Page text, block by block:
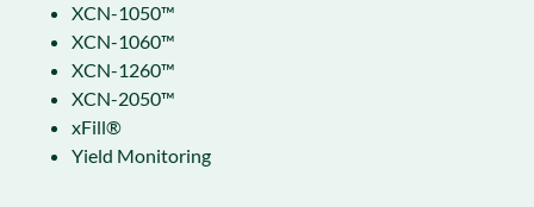
XCN-1050™
XCN-1060™
XCN-1260™
XCN-2050™
xFill®
Yield Monitoring